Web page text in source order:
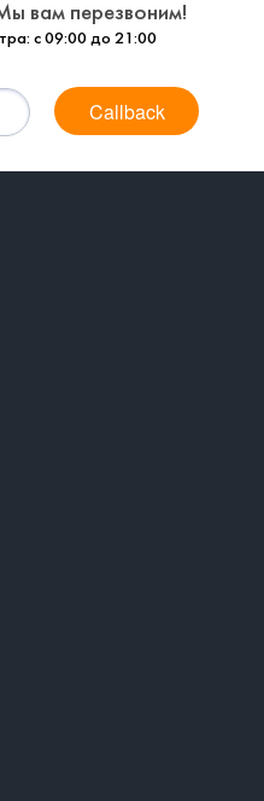
вам перезвоним!
с 09:00 до 21:00
Callback